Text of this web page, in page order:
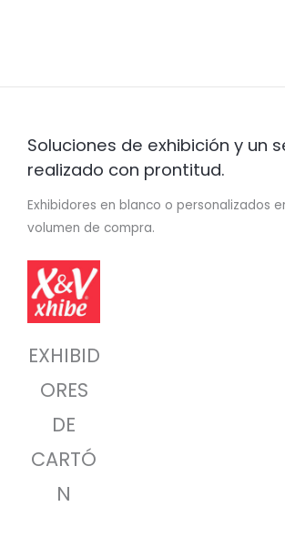
Soluciones de exhibición y un
realizado con prontitud.
Exhibidores en blanco o personalizados
volumen de compra.
EXHIBID
ORES
DE
CARTÓ
N